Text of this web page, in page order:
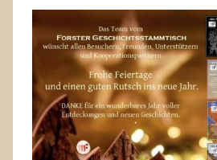
Forst
(Lausitz)
e.V.